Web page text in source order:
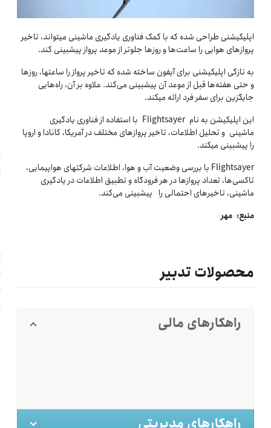
اپلیکیشنی طراحی شده که با کمک فناوری یادگیری ماشینی می­تواند، تاخیر
پروازهای هوایی را ساعت‌­ها و روزها جلوتر از موعد پرواز پیش­بینی کند.
به تازگی اپلیکیشنی برای آیفون ساخته شده که تاخیر پرواز را ساعت­ها، روزها
و حتی هفته‌­ها قبل از موعد آن پیش­بینی می­‌کند. علاوه بر آن، راه‌­هایی
جایگزین برای سفر فرد ارائه می­کند.
این اپلیکیشن به نام Flightsayer با استفاده از فناوری یادگیری
ماشینی و تحلیل اطلاعات، تاخیر پروازهای مختلف در آمریکا، کانادا و اروپا
را پیش­بینی می­کند.
Flightsayer با بررسی وضعیت آب و هوا، اطلاعات شرکت­های هواپیمایی،
تاکسی­‌ها، تعداد پروازها در هر فرودگاه و تطبیق اطلاعات در یادگیری
ماشینی، تاخیرهای احتمالی را پیش­بینی می­‌کند.
منبع: مهر
محصولات تدبیر
راهکارهای مالی